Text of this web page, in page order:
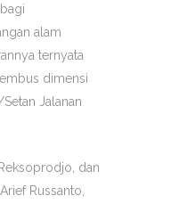
alam
ternyata
dimensi
Jalanan
dan
Russanto,